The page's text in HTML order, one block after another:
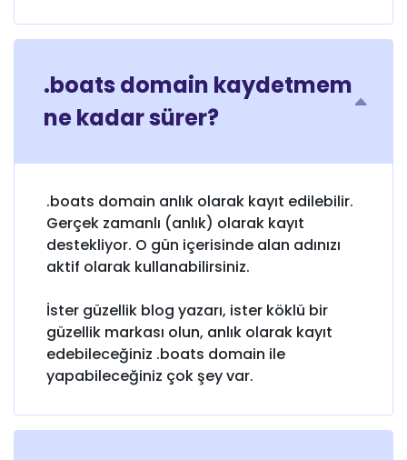
.boats domain kaydetmem
ne kadar sürer?
.boats domain anlık olarak kayıt edilebilir.
Gerçek zamanlı (anlık) olarak kayıt
destekliyor. O gün içerisinde alan adınızı
aktif olarak kullanabilirsiniz.
İster güzellik blog yazarı, ister köklü bir
güzellik markası olun, anlık olarak kayıt
edebileceğiniz .boats domain ile
yapabileceğiniz çok şey var.